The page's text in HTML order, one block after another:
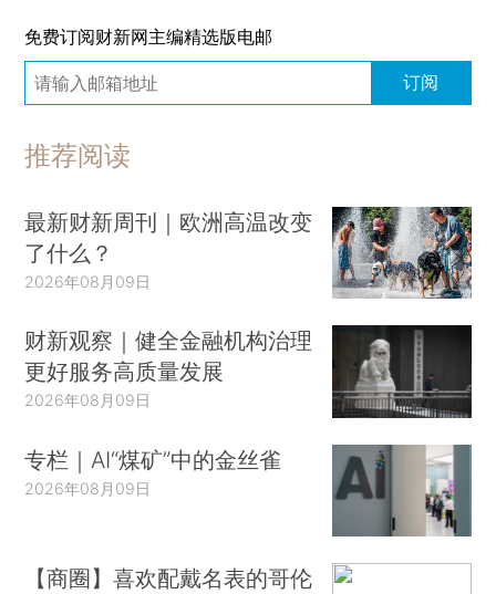
免费订阅财新网主编精选版电邮
订阅
推荐阅读
最新财新周刊｜欧洲高温改变
了什么？
2026年08月09日
财新观察｜健全金融机构治理
更好服务高质量发展
2026年08月09日
专栏｜AI“煤矿”中的金丝雀
2026年08月09日
【商圈】喜欢配戴名表的哥伦